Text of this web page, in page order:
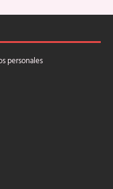
personales